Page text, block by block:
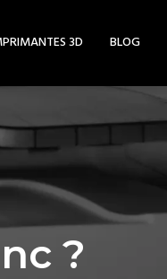
3D BLOG
?